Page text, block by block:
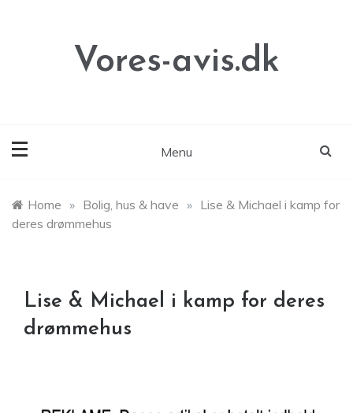
Vores-avis.dk
Menu
Home » Bolig, hus & have » Lise & Michael i kamp for
deres drømmehus
Lise & Michael i kamp for deres
drømmehus